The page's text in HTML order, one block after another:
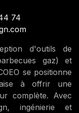
74
d'outils de
gaz) et
se positionne
à offrir une
complète. Avec
ingénierie et